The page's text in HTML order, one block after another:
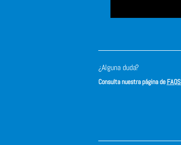
¿Alguna duda?
Consulta nuestra página de FAQS